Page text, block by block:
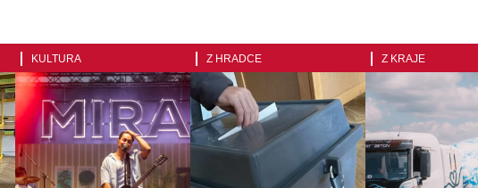
KULTURA Z HRADCE Z KRAJE